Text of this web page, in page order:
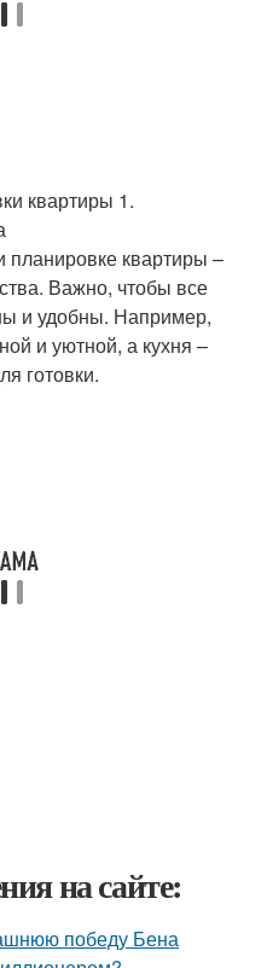
квартиры 1.
планировке квартиры –
Важно, чтобы все
и удобны. Например,
и уютной, а кухня –
готовки.
на сайте:
победу Бена